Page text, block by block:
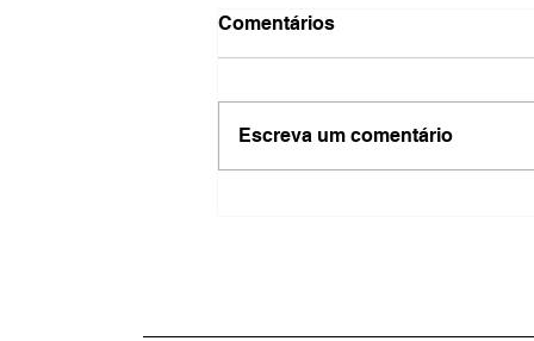
Comentários
Escreva um comentário